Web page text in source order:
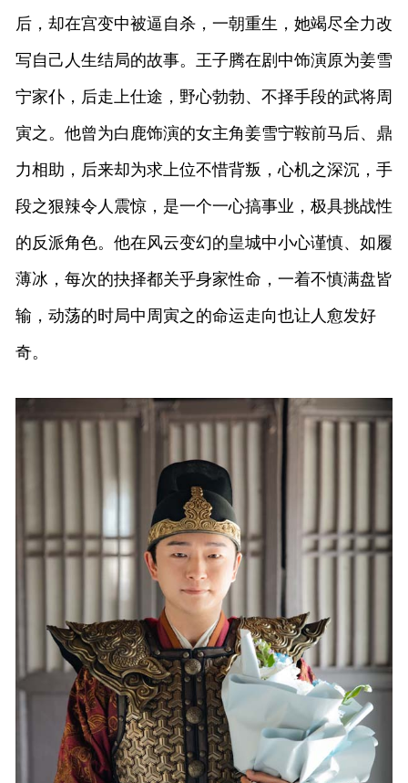
后，却在宫变中被逼自杀，一朝重生，她竭尽全力改
写自己人生结局的故事。王子腾在剧中饰演原为姜雪
宁家仆，后走上仕途，野心勃勃、不择手段的武将周
寅之。他曾为白鹿饰演的女主角姜雪宁鞍前马后、鼎
力相助，后来却为求上位不惜背叛，心机之深沉，手
段之狠辣令人震惊，是一个一心搞事业，极具挑战性
的反派角色。他在风云变幻的皇城中小心谨慎、如履
薄冰，每次的抉择都关乎身家性命，一着不慎满盘皆
输，动荡的时局中周寅之的命运走向也让人愈发好
奇。